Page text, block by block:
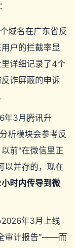
域名在广东省反
户的拦截率显
详细记录了4个
诈屏蔽的申诉
年3月腾讯升
析模块会参考反
前"在微信里正
以并存的，现在
时内传导到微
年3月上线
审计报告"——而